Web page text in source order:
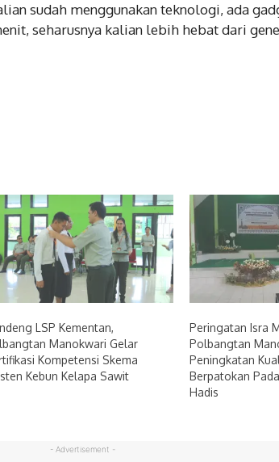
sudah menggunakan teknologi, ada
seharusnya kalian lebih hebat dari
LSP Kementan,
Manokwari Gelar
Kompetensi Skema
Kebun Kelapa Sawit
Peringatan Isra
Polbangtan
Peningkatan
Berpatokan
Hadis
- Advertisement -